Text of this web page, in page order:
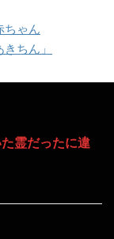
ちゃん
ちん」
た霊だったに違